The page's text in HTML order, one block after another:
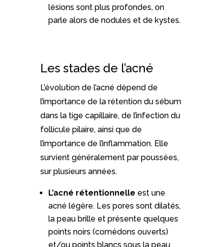
lésions sont plus profondes, on
parle alors de nodules et de kystes.
Les stades de l’acné
L’évolution de l’acné dépend de
l’importance de la rétention du sébum
dans la tige capillaire, de l’infection du
follicule pilaire, ainsi que de
l’importance de l’inflammation. Elle
survient généralement par poussées,
sur plusieurs années.
L’acné rétentionnelle est une
acné légère. Les pores sont dilatés,
la peau brille et présente quelques
points noirs (comédons ouverts)
et/ou points blancs sous la peau